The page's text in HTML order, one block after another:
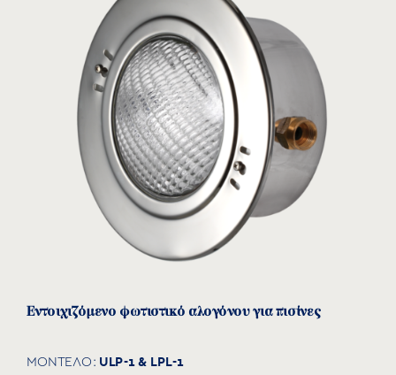
Δείτε το προϊόν
Εντοιχιζόμενο φωτιστικό αλογόνου για πισίνες
ΜΟΝΤΕΛΟ: ULP-1 & LPL-1